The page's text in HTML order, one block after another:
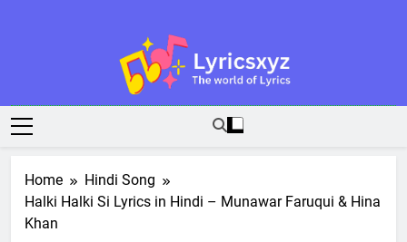
Lyricsxyz
The World Of Lyrics
Home
Hindi Song
Halki Halki Si Lyrics in Hindi – Munawar Faruqui & Hina
Khan